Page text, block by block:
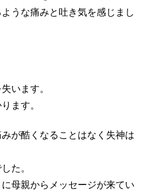
うな痛みと吐き気を感じまし
います。
ます。
が酷くなることはなく失神は
た。
母親からメッセージが来てい